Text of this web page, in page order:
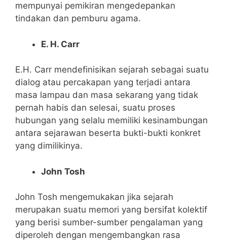
mempunyai pemikiran mengedepankan
tindakan dan pemburu agama.
E. H. Carr
E.H. Carr mendefinisikan sejarah sebagai suatu
dialog atau percakapan yang terjadi antara
masa lampau dan masa sekarang yang tidak
pernah habis dan selesai, suatu proses
hubungan yang selalu memiliki kesinambungan
antara sejarawan beserta bukti-bukti konkret
yang dimilikinya.
John Tosh
John Tosh mengemukakan jika sejarah
merupakan suatu memori yang bersifat kolektif
yang berisi sumber-sumber pengalaman yang
diperoleh dengan mengembangkan rasa